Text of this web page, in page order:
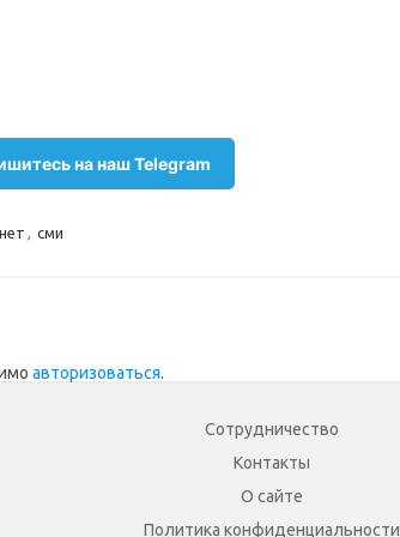
на наш Telegram
, сми
авторизоваться.
Сотрудничество
Контакты
О сайте
Политика конфиденциальности